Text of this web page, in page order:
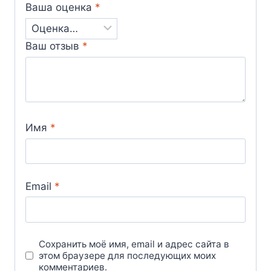
Ваша оценка *
Ваш отзыв *
Имя *
Email *
Сохранить моё имя, email и адрес сайта в
этом браузере для последующих моих
комментариев.